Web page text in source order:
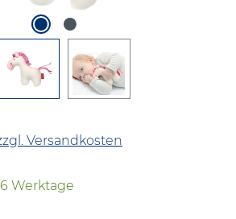
Versandkosten
Werktage